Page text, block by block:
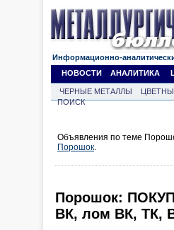
Информационно-
НОВОСТИ
АНАЛИТИКА
ЧЕРНЫЕ МЕТАЛЛЫ
ПОИСК
Объявления по теме
Порошок.
Порошок:
ВК, лом ВК, ТК,